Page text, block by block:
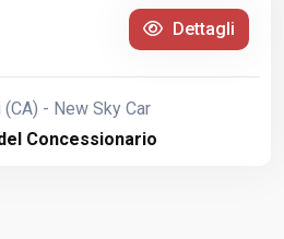
Dettagli
- New Sky Car
Concessionario